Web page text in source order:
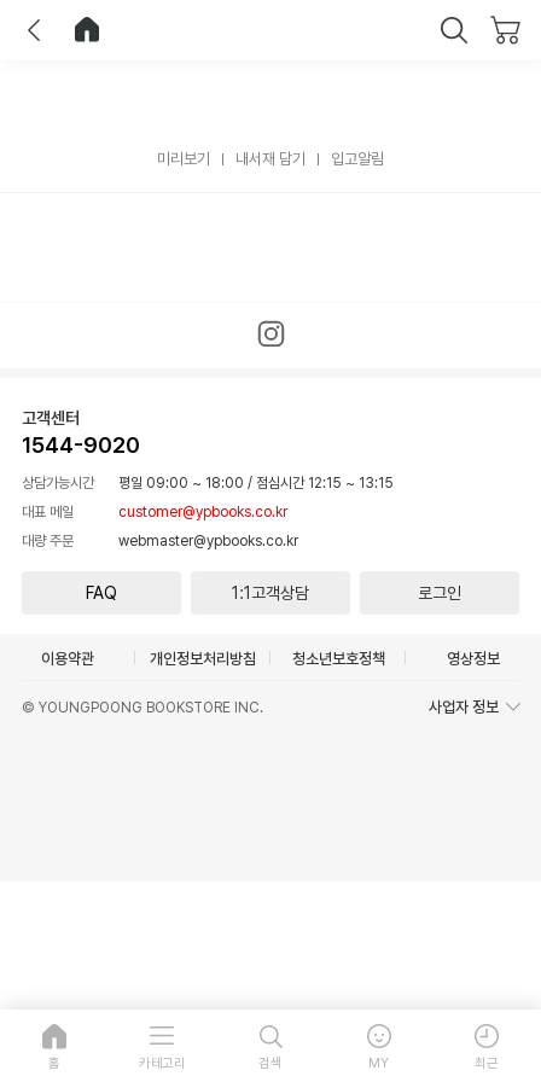
미리보기 내서재 담기 입고알림
고객센터
1544-9020
상담가능시간 평일 09:00 ~ 18:00 / 점심시간 12:15 ~ 13:15
대표 메일
customer@ypbooks.co.kr
대량 주문
webmaster@ypbooks.co.kr
FAQ 1:1고객상담 로그인
이용약관 개인정보처리방침 청소년보호정책 영상정보
© YOUNGPOONG BOOKSTORE INC. 사업자 정보
홈 카테고리 검색 MY 최근